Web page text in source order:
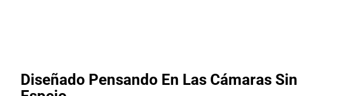
Diseñado Pensando En Las Cámaras Sin